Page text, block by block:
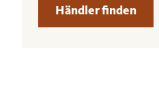
Händler finden